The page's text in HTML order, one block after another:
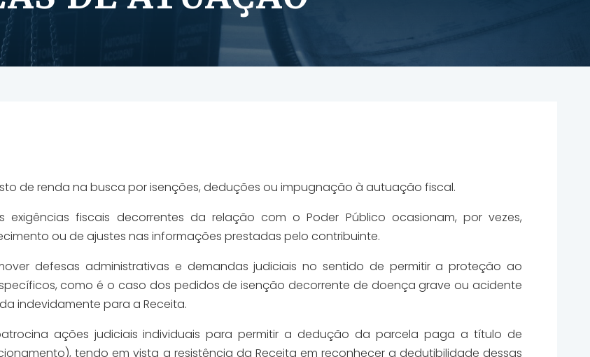
de renda na busca por isenções, deduções ou impugnação à autuação fiscal.
fiscais decorrentes da relação com o Poder Público ocasionam, por vezes,
ou de ajustes nas informações prestadas pelo contribuinte.
defesas administrativas e demandas judiciais no sentido de permitir a proteção ao
como é o caso dos pedidos de isenção decorrente de doença grave ou acidente
indevidamente para a Receita.
ações judiciais individuais para permitir a dedução da parcela paga a título de
tendo em vista a resistência da Receita em reconhecer a dedutibilidade dessas